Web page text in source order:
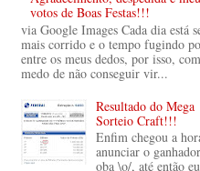
votos de Boas Festas!!!
via Google Images Cada dia está
mais corrido e o tempo fugindo
entre os meus dedos, por isso, com
medo de não conseguir vir...
Resultado do Mega
Sorteio Craft!!!
Enfim chegou a
anunciar o
oba \o/, até então eu